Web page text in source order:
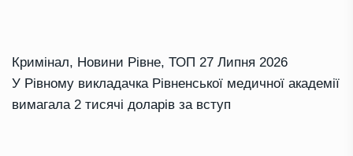
Кримінал, Новини Рівне, ТОП 27 Липня 2026
У Рівному викладачка Рівненської медичної академії
вимагала 2 тисячі доларів за вступ